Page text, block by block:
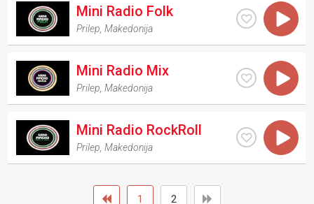
Mini Radio Folk
Prilep ,Makedonija
Mini Radio Mix
Prilep ,Makedonija
Mini Radio RockRoll
Prilep ,Makedonija
1 2